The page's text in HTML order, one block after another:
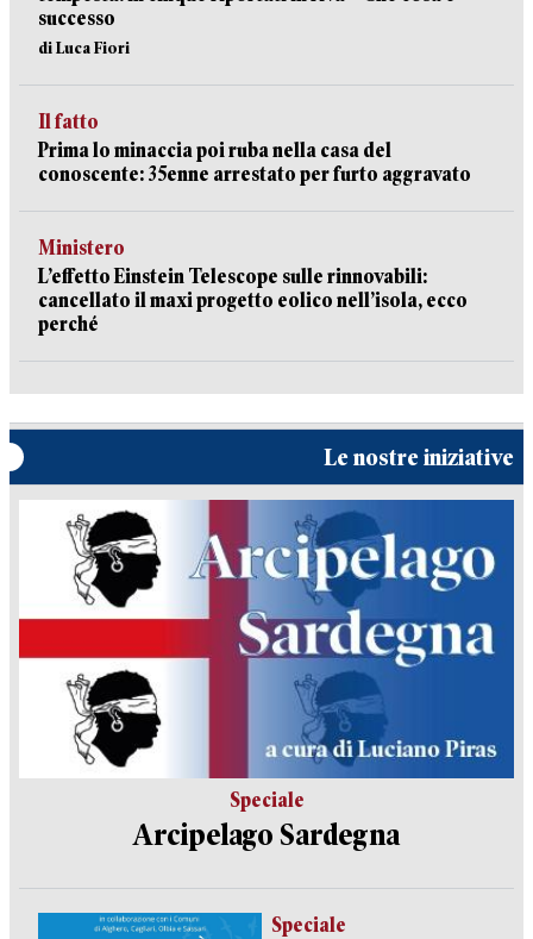
successo
di Luca Fiori
Il fatto
Prima lo minaccia poi ruba nella casa del
conoscente: 35enne arrestato per furto aggravato
Ministero
L’effetto Einstein Telescope sulle rinnovabili:
cancellato il maxi progetto eolico nell’isola, ecco
perché
Le nostre iniziative
Speciale
Arcipelago Sardegna
Speciale